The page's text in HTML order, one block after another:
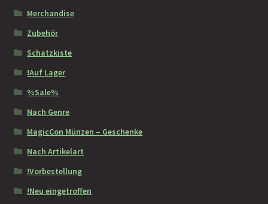
Merchandise
Zubehör
Schatzkiste
!Auf Lager
%Sale%
Nach Genre
MagicCon Münzen – Geschenke
Nach Artikelart
!Vorbestellung
!Neu eingetroffen